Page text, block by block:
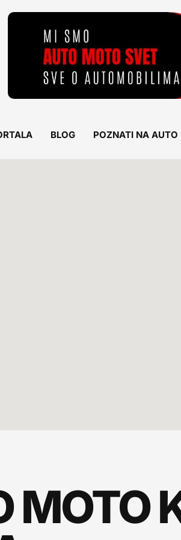
BLOG POZNATI NA
MOTO